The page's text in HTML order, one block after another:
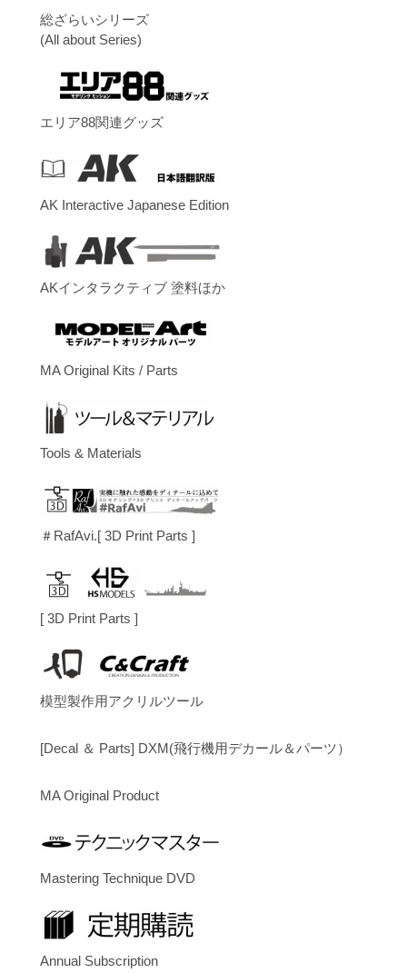
総ざらいシリーズ
(All about Series)
エリア88関連グッズ
AK Interactive Japanese Edition
AKインタラクティブ 塗料ほか
MA Original Kits / Parts
Tools & Materials
＃RafAvi.[ 3D Print Parts ]
[ 3D Print Parts ]
模型製作用アクリルツール
[Decal ＆ Parts] DXM(飛行機用デカール＆パーツ）
MA Original Product
Mastering Technique DVD
Annual Subscription